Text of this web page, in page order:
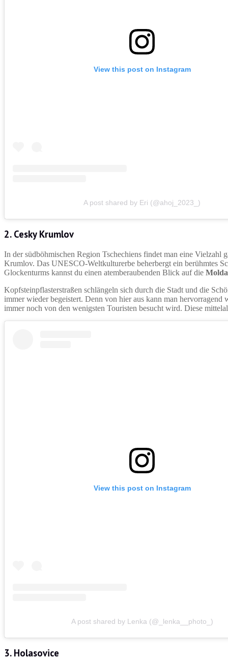
View this post on Instagram
A post shared by Eri (@ahoj_2023_)
2. Cesky Krumlov
In der südböhmischen Region Tschechiens findet man eine Vielzahl
Krumlov. Das UNESCO-Weltkulturerbe beherbergt ein berühmtes
Glockenturms kannst du einen atemberaubenden Blick auf die
Kopfsteinpflasterstraßen schlängeln sich durch die Stadt und die
immer wieder begeistert. Denn von hier aus kann man
immer noch von den wenigsten Touristen besucht wird. Diese
View this post on Instagram
A post shared by Lenka (@_lenka__photo_)
3. Holasovice